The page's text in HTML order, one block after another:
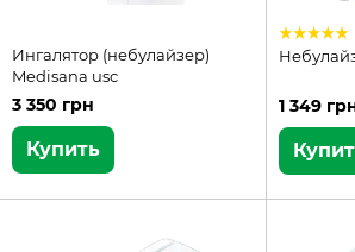
Ингалятор (небулайзер)
Medisana usc
3 350 грн
Купить
1 349